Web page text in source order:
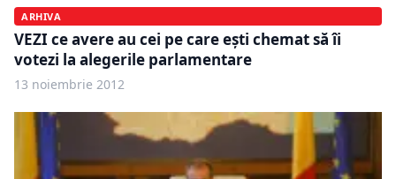
ARHIVA
VEZI ce avere au cei pe care eşti chemat să îi
votezi la alegerile parlamentare
13 noiembrie 2012